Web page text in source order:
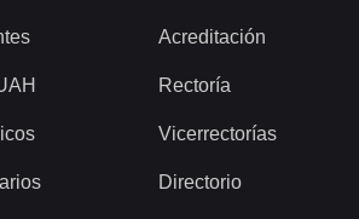
Acreditación
Rectoría
Vicerrectorías
Directorio